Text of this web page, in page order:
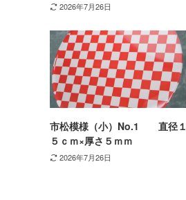
2026年7月26日
市松模様（小）No.1 直径１
５ｃｍ×厚さ５ｍｍ
2026年7月26日